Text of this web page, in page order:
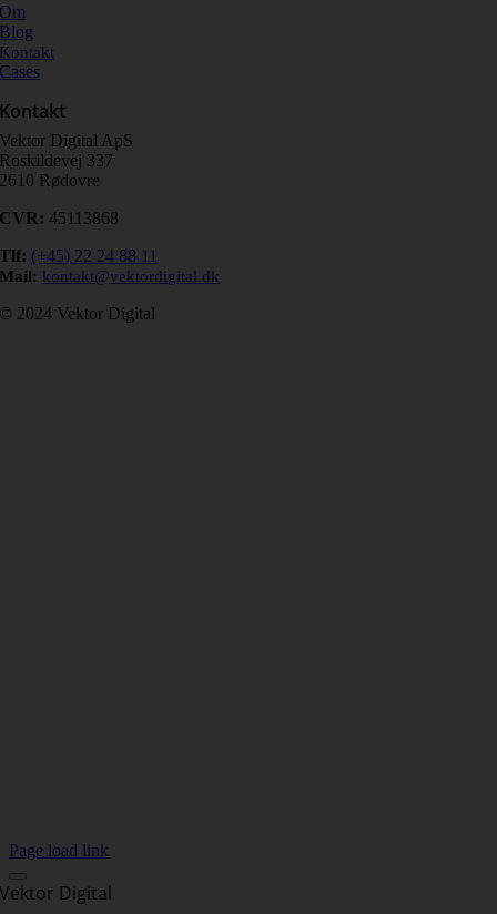
Om
Blog
Kontakt
Cases
Kontakt
Vektor Digital ApS
Roskildevej 337
2610 Rødovre
CVR: 45113868
Tlf: (+45) 22 24 88 11
Mail: kontakt@vektordigital.dk
© 2024 Vektor Digital
Page load link
Vektor Digital